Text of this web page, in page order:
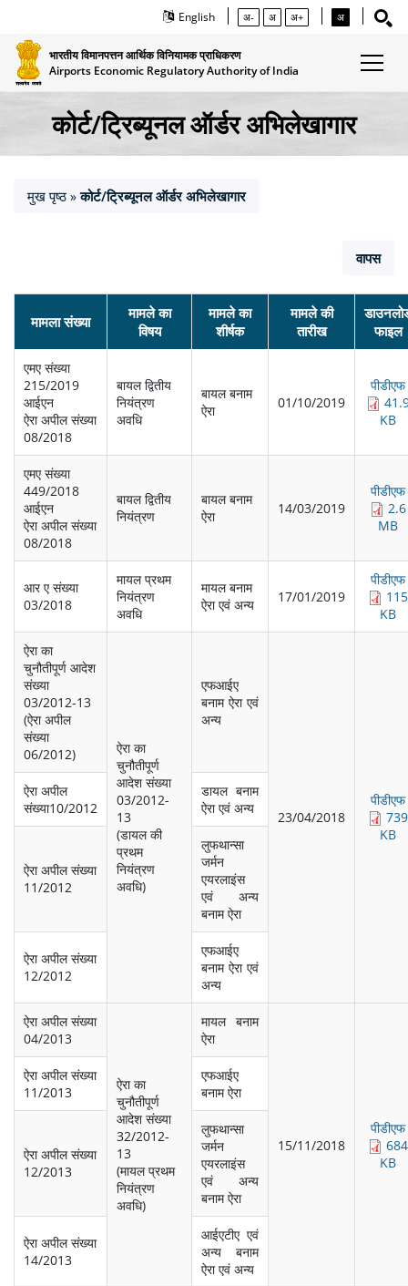
English अ- अ अ+ अ
भारतीय विमानपत्तन आर्थिक विनियामक प्राधिकरण
Airports Economic Regulatory Authority of India
कोर्ट/ट्रिब्यूनल ऑर्डर अभिलेखागार
मुख पृष्ठ » कोर्ट/ट्रिब्यूनल ऑर्डर अभिलेखागार
वापस
मामला संख्‍या
मामले का
विषय
मामले का
शीर्षक
मामले की
तारीख
फाइल
एमए संख्‍या
215/2019
आईएन
ऐरा अपील संख्‍या
08/2018
बायल द्वितीय
नियंत्रण
अवधि
बायल बनाम
ऐरा
01/10/2019
पीडीएफ
KB
एमए संख्‍या
449/2018
आईएन
ऐरा अपील संख्‍या
08/2018
बायल द्व‍ितीय
नियंत्रण
बायल बनाम
ऐरा
14/03/2019
पीडीएफ
2.6
MB
आर ए संख्‍या
03/2018
मायल प्रथम
नियंत्रण
अवधि
मायल बनाम
ऐरा एवं अन्‍य
17/01/2019
पीडीएफ
115
KB
ऐरा का
चुनौतीपूर्ण आदेश
संख्‍या
03/2012-13
(ऐरा अपील
संख्‍या
06/2012)
ऐरा का
चुनौतीपूर्ण
आदेश संख्‍या
03/2012-
13
(डायल की
प्रथम
नियंत्रण
अवधि)
एफआईए
बनाम ऐरा एवं
अन्‍य
23/04/2018
पीडीएफ
739
KB
ऐरा अपील
संख्‍या10/2012
डायल बनाम
ऐरा एवं अन्‍य
ऐरा अपील संख्‍या
11/2012
लुफथान्‍सा
जर्मन
एयरलाइंस
एवं अन्‍य
बनाम ऐरा
ऐरा अपील संख्‍या
12/2012
एफआईए
बनाम ऐरा एवं
अन्‍य
ऐरा अपील संख्‍या
04/2013
ऐरा का
चुनौतीपूर्ण
आदेश संख्‍या
32/2012-
13
(मायल प्रथम
नियंत्रण
अवधि)
मायल बनाम
ऐरा
15/11/2018
पीडीएफ
684
KB
ऐरा अपील संख्‍या
11/2013
एफआईए
बनाम ऐरा
ऐरा अपील संख्‍या
12/2013
लुफथान्‍सा
जर्मन
एयरलाइंस
एवं अन्‍य
बनाम ऐरा
ऐरा अपील संख्‍या
14/2013
आईएटीए एवं
अन्‍य बनाम
ऐरा एवं अन्‍य